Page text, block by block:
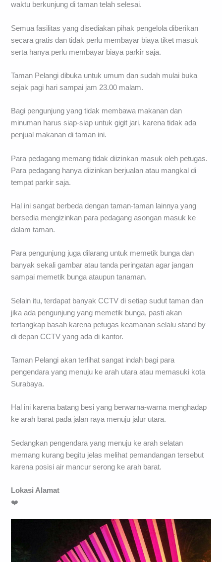
waktu berkunjung di taman telah selesai.
Semua fasilitas yang disediakan pihak pengelola diberikan
secara gratis dan tidak perlu membayar biaya tiket masuk
serta hanya perlu membayar biaya parkir saja.
Taman Pelangi dibuka untuk umum dan sudah mulai buka
sejak pagi hari sampai jam 23.00 malam.
Bagi pengunjung yang tidak membawa makanan dan
minuman harus siap-siap untuk gigit jari, karena tidak ada
penjual makanan di taman ini.
Para pedagang memang tidak diizinkan masuk oleh petugas.
Para pedagang hanya diizinkan berjualan atau mangkal di
tempat parkir saja.
Hal ini sangat berbeda dengan taman-taman lainnya yang
bersedia mengizinkan para pedagang asongan masuk ke
dalam taman.
Para pengunjung juga dilarang untuk memetik bunga dan
banyak sekali gambar atau tanda peringatan agar jangan
sampai memetik bunga ataupun tanaman.
Selain itu, terdapat banyak CCTV di setiap sudut taman dan
jika ada pengunjung yang memetik bunga, pasti akan
tertangkap basah karena petugas keamanan selalu stand by
di depan CCTV yang ada di kantor.
Taman Pelangi akan terlihat sangat indah bagi para
pengendara yang menuju ke arah utara atau memasuki kota
Surabaya.
Hal ini karena batang besi yang berwarna-warna menghadap
ke arah barat pada jalan raya menuju jalur utara.
Sedangkan pengendara yang menuju ke arah selatan
memang kurang begitu jelas melihat pemandangan tersebut
karena posisi air mancur serong ke arah barat.
Lokasi Alamat
❤️